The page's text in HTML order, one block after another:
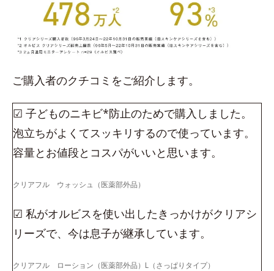
ご購入者のクチコミをご紹介します。
☑ 子どものニキビ*防止のためで購入しました。
泡立ちがよくてスッキリするので使っています。
容量とお値段とコスパがいいと思います。
クリアフル ウォッシュ（医薬部外品）
☑ 私がオルビスを使い出したきっかけがクリアシ
リーズで、今は息子が継承しています。
クリアフル ローション（医薬部外品）L（さっぱりタイプ）